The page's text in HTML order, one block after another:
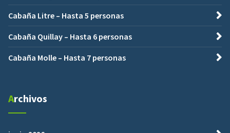
Cabaña Litre – Hasta 5 personas
Cabaña Quillay – Hasta 6 personas
Cabaña Molle – Hasta 7 personas
Archivos